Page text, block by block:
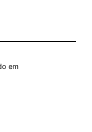
em